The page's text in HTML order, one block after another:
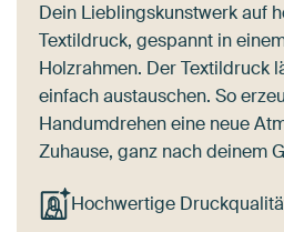
Dein Lieblingskunstwerk auf
Textildruck, gespannt in
Holzrahmen. Der Textildruck
einfach austauschen. So
Handumdrehen eine neue
Zuhause, ganz nach deinem
Hochwertige